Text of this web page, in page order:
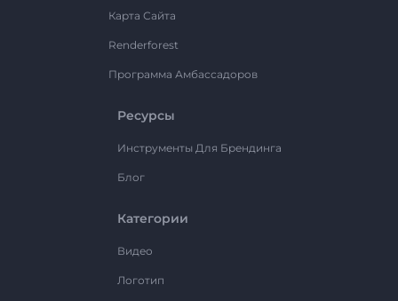
Карта Сайта
Renderforest
Программа Амбассадоров
Ресурсы
Инструменты Для Брендинга
Блог
Категории
Видео
Логотип